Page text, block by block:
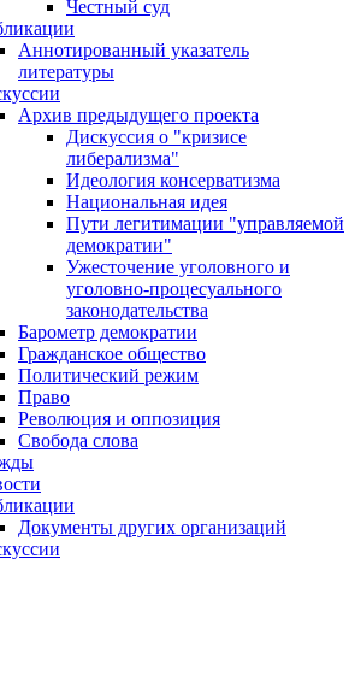
Честный суд
Аннотированный указатель
литературы
Архив предыдущего проекта
Дискуссия о "кризисе
либерализма"
Идеология консерватизма
Национальная идея
Пути легитимации "управляемой
демократии"
Ужесточение уголовного и
уголовно-процесуального
законодательства
Барометр демократии
Гражданское общество
Политический режим
Право
Революция и оппозиция
Свобода слова
Документы других организаций